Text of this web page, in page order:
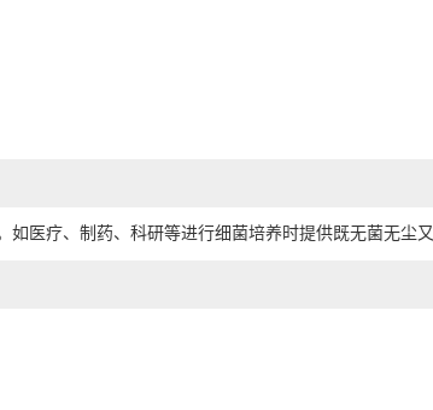
医疗、制药、科研等进行细菌培养时提供既无菌无尘又